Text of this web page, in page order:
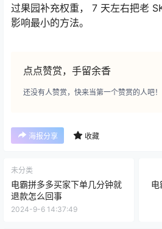
过果园补充权重， 7 天左右把老
影响最小的方法。
点点赞赏，手留余香
还没有人赞赏，快来当第一个赞赏的人吧！
海报分享 收藏
未分类
电霸拼多多买家下单几分钟就
退款怎么回事
2024-9-6 14:37:49
电